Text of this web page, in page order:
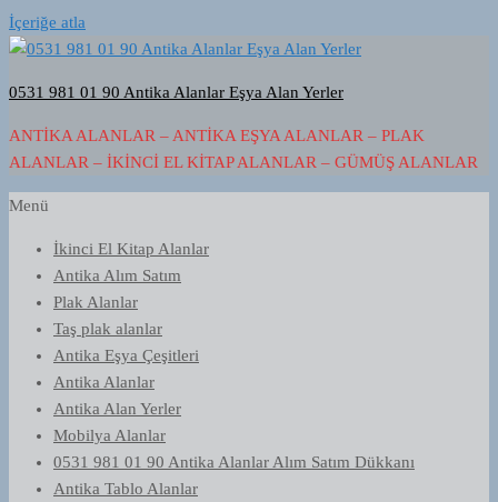
İçeriğe atla
0531 981 01 90 Antika Alanlar Eşya Alan Yerler
ANTIKA ALANLAR – ANTIKA EŞYA ALANLAR – PLAK
ALANLAR – İKINCI EL KITAP ALANLAR – GÜMÜŞ ALANLAR
Menü
İkinci El Kitap Alanlar
Antika Alım Satım
Plak Alanlar
Taş plak alanlar
Antika Eşya Çeşitleri
Antika Alanlar
Antika Alan Yerler
Mobilya Alanlar
0531 981 01 90 Antika Alanlar Alım Satım Dükkanı
Antika Tablo Alanlar